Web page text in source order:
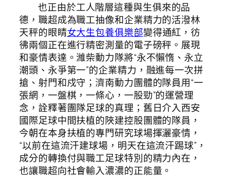
也正由於工人階層這種與生俱來的品
德，職超成為職工抽像和企業精力的活潑林
天秤的眼睛女大生包養俱樂部變得通紅，彷
彿兩個正在進行精密測量的電子磅秤。展現
和豪情表達。濰柴動力隊將“永不懶惰、永立
潮頭、永爭第一”的企業精力，融進每一次拼
搶、射門和戍守；濟南動力團體的隊員用“一
張網，一盤棋，一條心，一股勁”的運營理
念，詮釋著團隊足球的真理；舊日介入西安
國際足球中間扶植的陜建控股團體的隊員，
今朝在本身扶植的專門研究球場揮灑豪情，
“以前在這流汗建球場，明天在這流汗踢球”，
成分的轉換付與職工足球特別的精力內在，
也讓職超向社會輸入濃濃的正能量。